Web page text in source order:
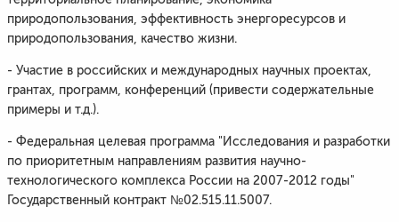
природопользования, эффективность энергоресурсов и
природопользования, качество жизни.
- Участие в российских и международных научных проектах,
грантах, программ, конференций (привести содержательные
примеры и т.д.).
- Федеральная целевая программа "Исследования и разработки
по приоритетным направлениям развития научно-
технологического комплекса России на 2007-2012 годы"
Государственный контракт №02.515.11.5007.